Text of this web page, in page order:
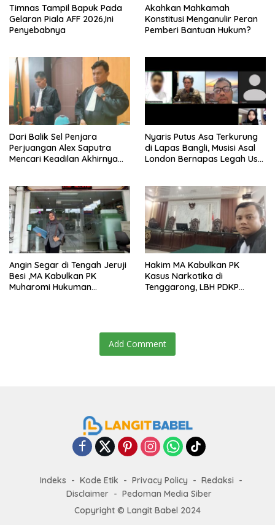
Timnas Tampil Bapuk Pada
Gelaran Piala AFF 2026,Ini
Penyebabnya
Akahkan Mahkamah
Konstitusi Menganulir Peran
Pemberi Bantuan Hukum?
Dari Balik Sel Penjara
Perjuangan Alex Saputra
Mencari Keadilan Akhirnya
Nyaris Putus Asa Terkurung
di Lapas Bangli, Musisi Asal
London Bernapas Legah Usai
Angin Segar di Tengah Jeruji
Besi ,MA Kabulkan PK
Muharomi Hukuman
Hakim MA Kabulkan PK
Kasus Narkotika di
Tenggarong, LBH PDKP
Add Comment
Indeks Kode Etik Privacy Policy
Redaksi
Disclaimer
Pedoman Media Siber
Copyright © Langit Babel 2024